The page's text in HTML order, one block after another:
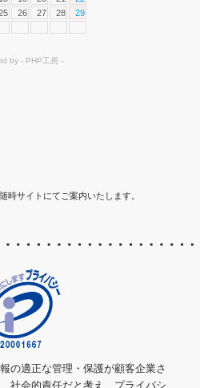
時サイトにてご案内いたします。
の適正な管理・保護が顧客企業さ
社会的責任だと考え、プライバシ